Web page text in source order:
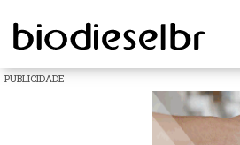
PUBLICIDADE